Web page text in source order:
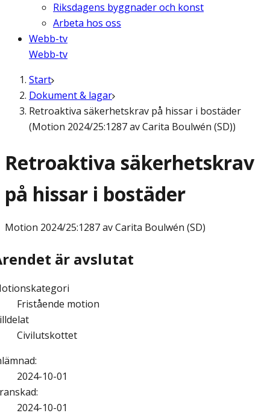
Riksdagens byggnader och konst
Arbeta hos oss
Webb-tv
Webb-tv
Start
Dokument & lagar
Retroaktiva säkerhetskrav på hissar i bostäder
(Motion 2024/25:1287 av Carita Boulwén (SD))
Retroaktiva säkerhetskrav
på hissar i bostäder
Motion 2024/25:1287 av Carita Boulwén (SD)
är avslutat
Fristående motion
Civilutskottet
:
2024-10-01
:
2024-10-01